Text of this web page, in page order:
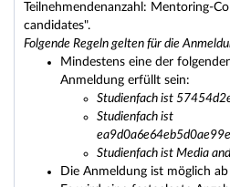
Teilnehmendenanzahl: Mentoring-
candidates".
Folgende Regeln gelten für die
Mindestens eine der
Anmeldung erfüllt sein:
Studienfach ist
Studienfach ist
Studienfach ist Media
Die Anmeldung ist möglich